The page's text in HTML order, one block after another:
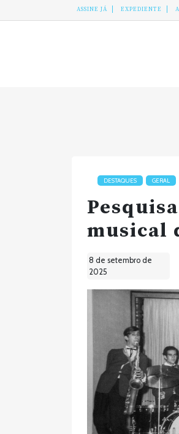
ASSINE JÁ EXPEDIENTE
DESTAQUES GERAL
musical
8 de setembro de
2025